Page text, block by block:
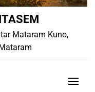
Mataram Kuno,